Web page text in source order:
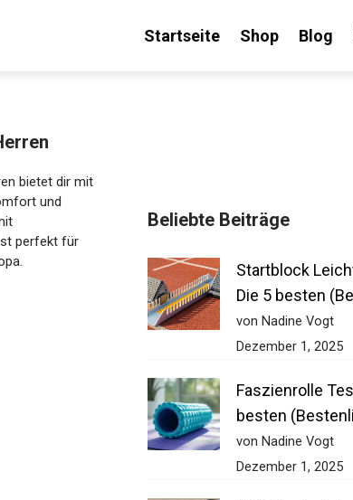
Startseite Shop Blog
bietet dir mit
und
perfekt für
Beliebte Beiträge
Startblock
Die 5 besten
von Nadine Vogt
Dezember 1, 2025
Faszienrolle
besten
von Nadine Vogt
Dezember 1, 2025